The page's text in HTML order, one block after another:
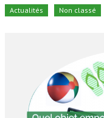
Actualités Non classé